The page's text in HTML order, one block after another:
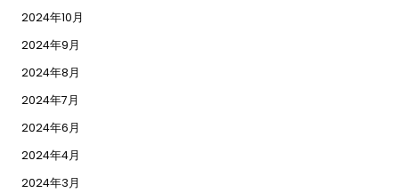
2024年10月
2024年9月
2024年8月
2024年7月
2024年6月
2024年4月
2024年3月